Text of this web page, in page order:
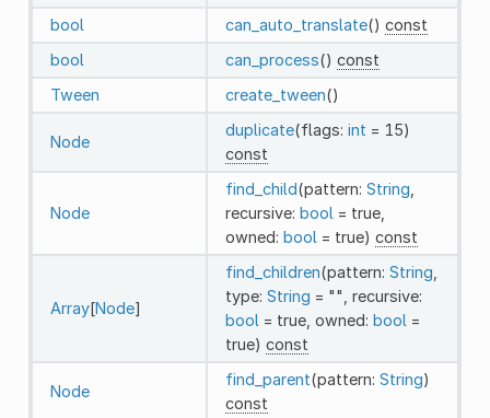
bool
can_auto_translate() const
bool
can_process() const
Tween
create_tween()
Node
duplicate(flags: int = 15)
const
Node
find_child(pattern: String
recursive: bool = true,
owned: bool = true) const
Array[Node]
find_children(pattern: String
type: String = "", recursive:
bool = true, owned: bool =
true) const
Node
find_parent(pattern: String)
const